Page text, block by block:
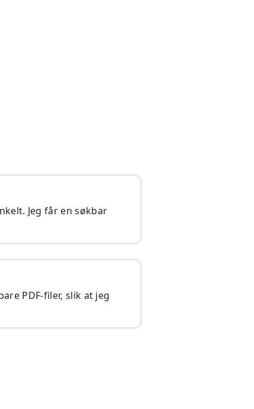
Jeg får en søkbar
PDF-filer, slik at jeg